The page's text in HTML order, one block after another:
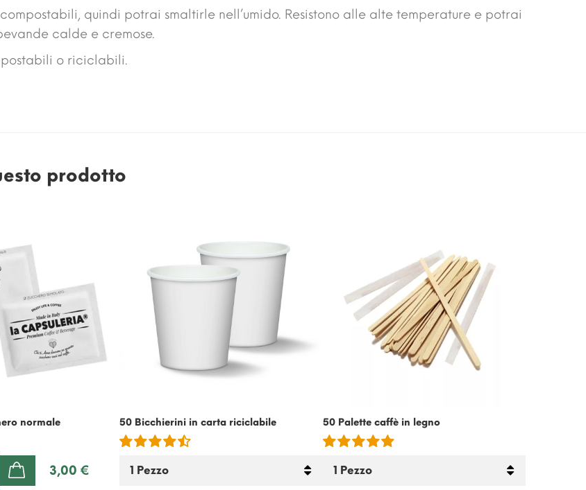
quindi potrai smaltirle nell’umido. Resistono alle alte temperature e potrai
calde e cremose.
o riciclabili.
prodotto
normale
3,00 €
50 Bicchierini in carta riciclabile 50 Palette caffè in legno